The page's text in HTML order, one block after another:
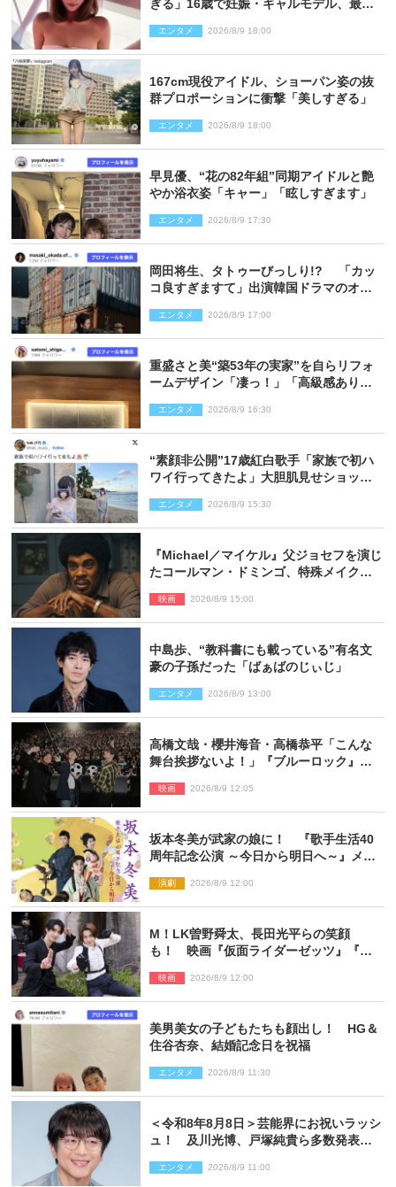
ぎる」16歳で妊娠・ギャルモデル、最新
エンタメ 2026/8/9 18:00
167cm現役アイドル、ショーパン姿の抜
群プロポーションに衝撃「美しすぎる」
エンタメ 2026/8/9 18:00
早見優、“花の82年組”同期アイドルと艶
やか浴衣姿「キャー」「眩しすぎます」
エンタメ 2026/8/9 17:30
岡田将生、タトゥーびっしり!? 「カッ
コ良すぎますて」出演韓国ドラマのオフ
エンタメ 2026/8/9 17:00
重盛さと美“築53年の実家”を自らリフォ
ームデザイン「凄っ！」「高級感ありま
エンタメ 2026/8/9 16:30
“素顔非公開”17歳紅白歌手「家族で初ハ
ワイ行ってきたよ」大胆肌見せショット
エンタメ 2026/8/9 15:30
『Michael／マイケル』父ジョセフを演じ
たコールマン・ドミンゴ、特殊メイクに2
映画 2026/8/9 15:00
中島歩、“教科書にも載っている”有名文
豪の子孫だった「ばぁばのじぃじ」
エンタメ 2026/8/9 13:00
高橋文哉・櫻井海音・高橋恭平「こんな
舞台挨拶ないよ！」『ブルーロック』自
映画 2026/8/9 12:05
坂本冬美が武家の娘に！ 『歌手生活40
周年記念公演 ～今日から明日へ～』メイ
演劇 2026/8/9 12:00
M！LK曽野舜太、長田光平らの笑顔
も！ 映画『仮面ライダーゼッツ』『超
ショット到着
映画 2026/8/9 12:00
美男美女の子どもたちも顔出し！ HG＆
住谷杏奈、結婚記念日を祝福
エンタメ 2026/8/9 11:30
＜令和8年8月8日＞芸能界にお祝いラッシ
ュ！ 及川光博、戸塚純貴ら多数発表結
エンタメ 2026/8/9 11:00